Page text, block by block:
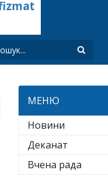
МЕНЮ
Новини
Деканат
Вчена рада